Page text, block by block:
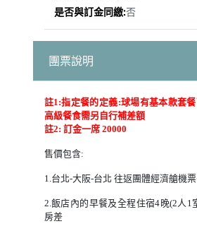
否
團票說明
註1:指定餐的定義:球場有基本款套
高級餐食需另自行補差額
註2: 訂金一席 20000
售價包含:
1.台北-大阪-台北 往返團體經濟艙機
2.飯店內的早餐及全程住宿4晚(2人1
房差